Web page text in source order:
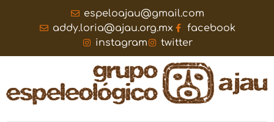
espeloajau@gmail.com
addy.loria@ajau.org.mx
facebook
instagram
twitter